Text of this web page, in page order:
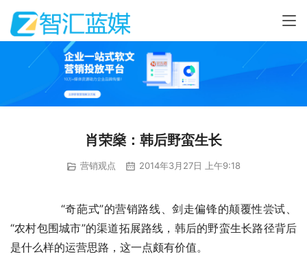
肖荣燊：韩后野蛮生长
营销观点 2014年3月27日 上午9:18
“农村包围城市”的渠道拓展路线，韩后的野蛮生长路径背后
是什么样的运营思路，这一点颇有价值。